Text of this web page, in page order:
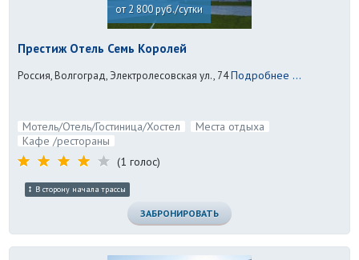
от 2 800 руб./сутки
Престиж Отель Семь Королей
Россия, Волгоград, Электролесовская ул., 74Подробнее ...
Мотель/Отель/Гостиница/Хостел
Места отдыха
Кафе /рестораны
(1 голос)
В сторону начала трассы
ЗАБРОНИРОВАТЬ